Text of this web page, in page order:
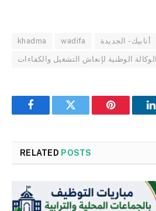
khadma wadifa أنابيك - الجديدة
الوكالة الوطنية لإنعاش التشغيل والكفاءات
FacebookTwitter Pinterest
RELATED POSTS